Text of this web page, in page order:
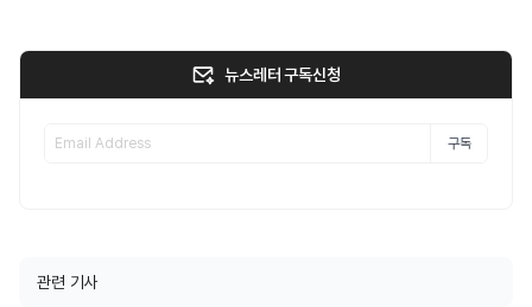
뉴스레터 구독신청
구독
관련 기사